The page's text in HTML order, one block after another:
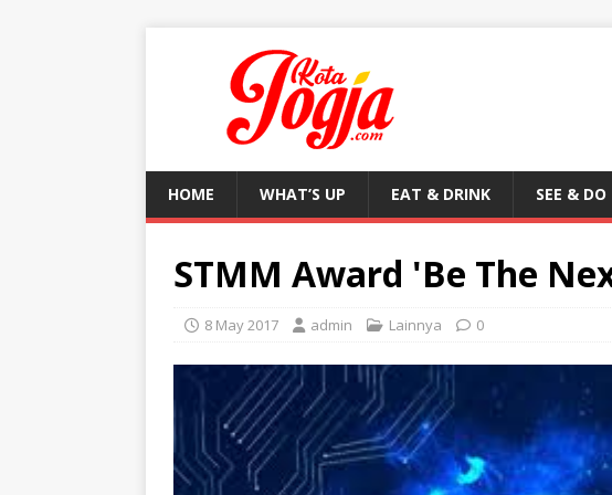
HOME WHAT’S UP EAT & DRINK SEE & DO
STMM Award 'Be The
8 May 2017 admin Lainnya 0